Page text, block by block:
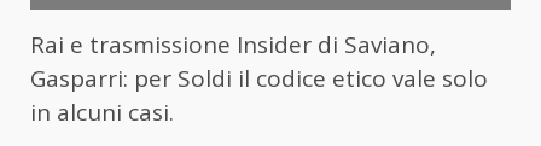
Rai e trasmissione Insider di Saviano,
Gasparri: per Soldi il codice etico vale solo
in alcuni casi.